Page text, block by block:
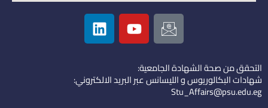
I
c
o
n
-
e
Y
o
u
u
b
L
i
n
e
d
التحقق من صحة الشهادة الجامعية:
شهادات البكالوريوس و الليسانس عبر البريد الالكتروني:
Stu_Affairs@psu.edu.eg